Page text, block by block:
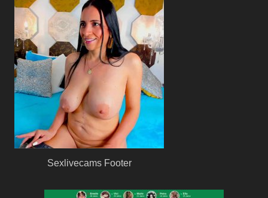
Sexlivecams Footer